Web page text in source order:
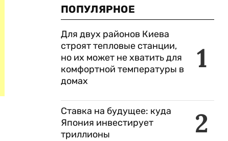
ПОПУЛЯРНОЕ
1
Для двух районов Киева
строят тепловые станции,
но их может не хватить для
комфортной температуры в
домах
2
Ставка на будущее: куда
Япония инвестирует
триллионы